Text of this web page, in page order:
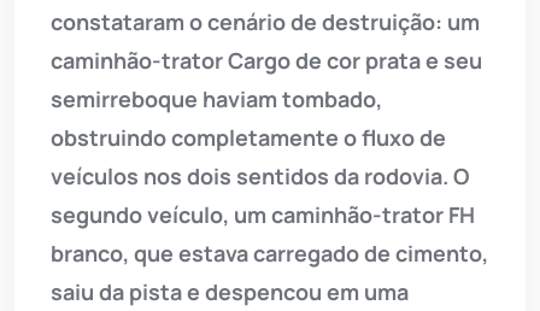
constataram o cenário de destruição: um
caminhão-trator Cargo de cor prata e seu
semirreboque haviam tombado,
obstruindo completamente o fluxo de
veículos nos dois sentidos da rodovia. O
segundo veículo, um caminhão-trator FH
branco, que estava carregado de cimento,
saiu da pista e despencou em uma